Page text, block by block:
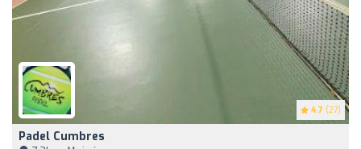
4.7 (27)
Padel Cumbres